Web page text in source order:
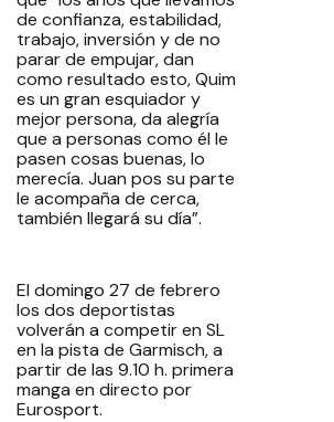
de confianza, estabilidad,
trabajo, inversión y de no
parar de empujar, dan
como resultado esto, Quim
es un gran esquiador y
mejor persona, da alegría
que a personas como él le
pasen cosas buenas, lo
merecía. Juan pos su parte
le acompaña de cerca,
también llegará su día”.
El domingo 27 de febrero
los dos deportistas
volverán a competir en SL
en la pista de Garmisch, a
partir de las 9.10 h. primera
manga en directo por
Eurosport.